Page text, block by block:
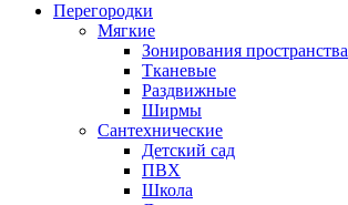
Перегородки
Мягкие
Зонирования пространства
Тканевые
Раздвижные
Ширмы
Сантехнические
Детский сад
ПВХ
Школа